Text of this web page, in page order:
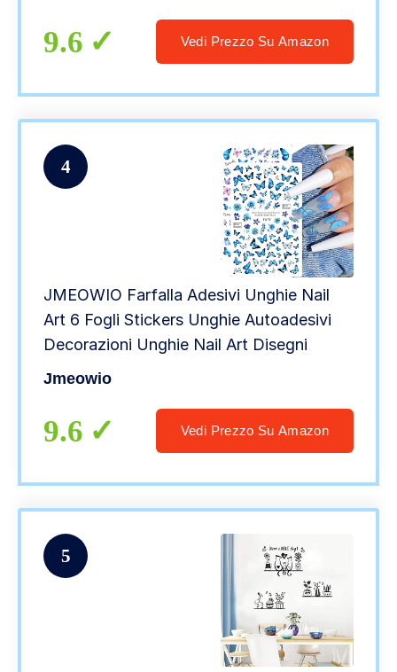
9.6 Vedi Prezzo Su Amazon
4
JMEOWIO Farfalla Adesivi Unghie Nail
Art 6 Fogli Stickers Unghie Autoadesivi
Decorazioni Unghie Nail Art Disegni
Jmeowio
9.6 Vedi Prezzo Su Amazon
5